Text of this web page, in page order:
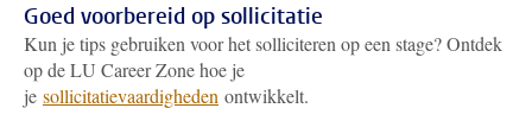
Goed voorbereid op sollicitatie
Kun je tips gebruiken voor het solliciteren op een stage? Ontdek
op de LU Career Zone hoe je
je sollicitatievaardigheden ontwikkelt.